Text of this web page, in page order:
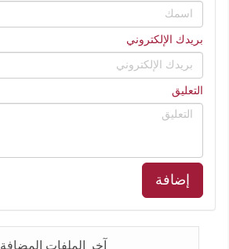
بريدك الإلكتروني
التعليق
إضافة
آخر الملفات المضافة